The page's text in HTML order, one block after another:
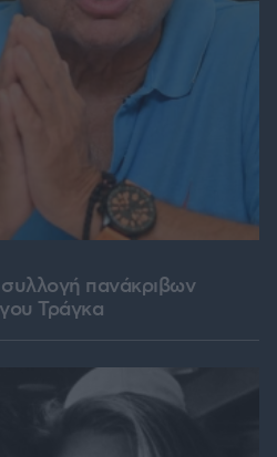
πανάκριβων
Τράγκα